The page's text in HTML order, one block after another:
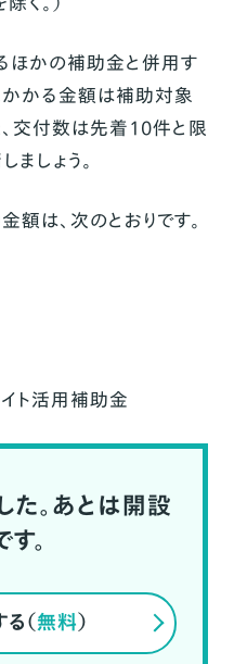
ほかの補助金と併用す
かかる金額は補助対象
交付数は先着10件と限
ましょう。
は、次のとおりです。
ト活用補助金
た。あとは開設
。
（無料）